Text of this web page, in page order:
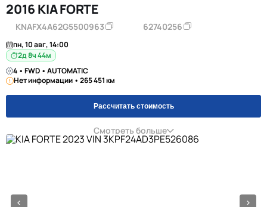
2016 KIA FORTE
KNAFX4A62G5500963 62740256
пн, 10 авг, 14:00
2д 8ч 44м
4 • FWD • AUTOMATIC
Нет информации • 265 451 км
Рассчитать стоимость
Смотреть больше